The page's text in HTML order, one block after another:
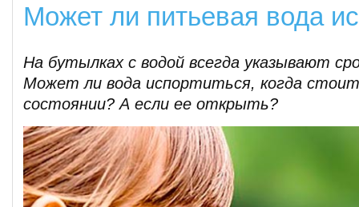
Может ли питьевая вода
На бутылках с водой всегда указывают
Может ли вода испортиться, когда
состоянии? А если ее открыть?